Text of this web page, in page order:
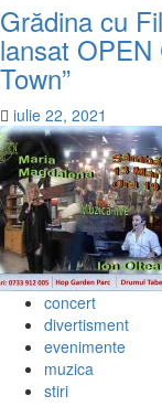
Grădina cu
lansat OPEN
Town”
iulie 22, 2021
concert
divertisment
evenimente
muzica
stiri